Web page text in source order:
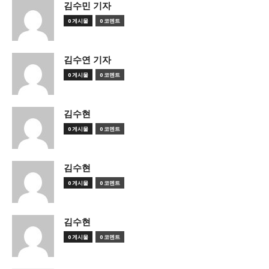
김수민 기자
0 게시물 0 코멘트
김수연 기자
0 게시물 0 코멘트
김수현
0 게시물 0 코멘트
김수현
0 게시물 0 코멘트
김수현
0 게시물 0 코멘트